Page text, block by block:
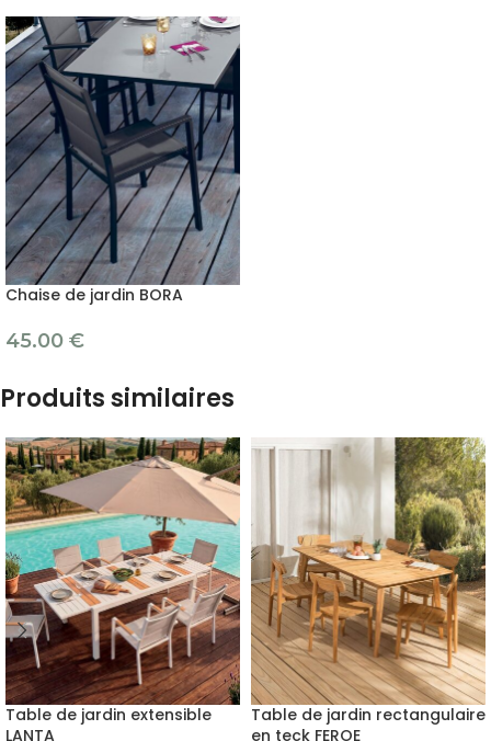
Chaise de jardin BORA
45.00 €
Produits similaires
Table de jardin extensible
LANTA
Table de jardin rectangulaire
en teck FEROE